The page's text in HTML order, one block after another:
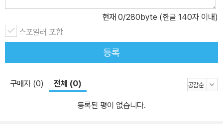
현재 0/280byte (한글 140자 이내)
스포일러 포함
등록
구매자 (0) 전체 (0)
등록된 평이 없습니다.